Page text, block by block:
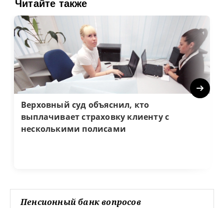
Читайте также
Верховный суд объяснил, кто
выплачивает страховку клиенту с
несколькими полисами
Next
Пенсионный банк вопросов